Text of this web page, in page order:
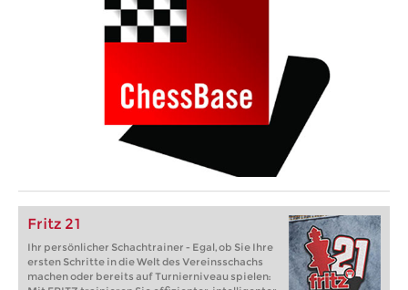
Fritz 21
Ihr persönlicher Schachtrainer - Egal, ob Sie Ihre
ersten Schritte in die Welt des Vereinsschachs
machen oder bereits auf Turnierniveau spielen: